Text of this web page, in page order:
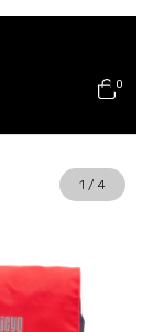
0
1 / 4